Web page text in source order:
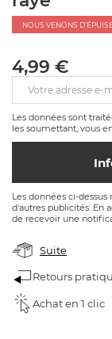
NOUS VENONS
4,99 €
Votre adresse e-
Les données sont
les soumettant, vous
Les données ci-
d'autres publicités. En
de recevoir une
Suite
Retours
Achat en 1 clic